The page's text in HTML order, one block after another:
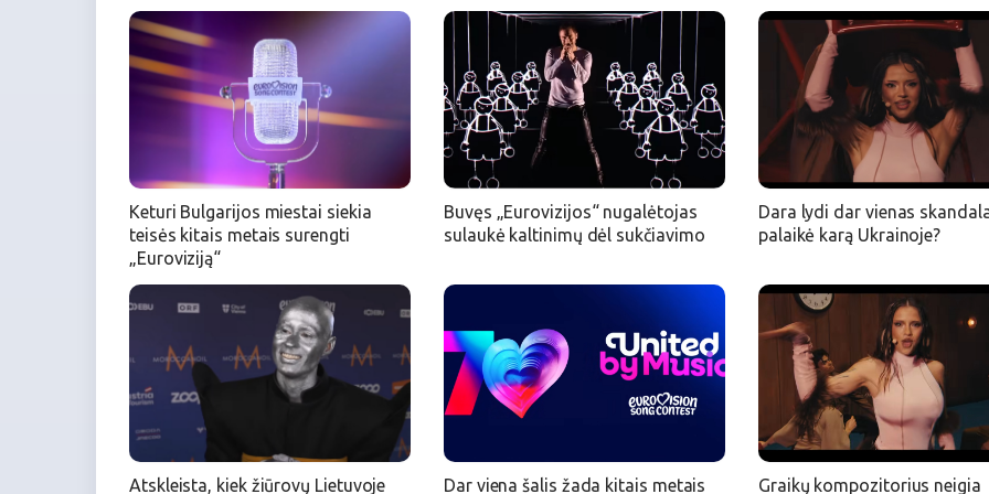
Keturi Bulgarijos miestai siekia
teisės kitais metais surengti
„Euroviziją“
Buvęs „Eurovizijos“ nugalėtojas
sulaukė kaltinimų dėl sukčiavimo
Dara lydi dar vienas
palaikė karą Ukrainoje?
Atskleista, kiek žiūrovų Lietuvoje Dar viena šalis žada kitais metais Graikų kompozitorius neigia